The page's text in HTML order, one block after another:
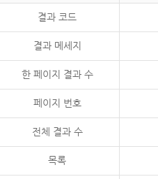
결과 코드
결과 메세지
한 페이지 결과 수
페이지 번호
전체 결과 수
목록